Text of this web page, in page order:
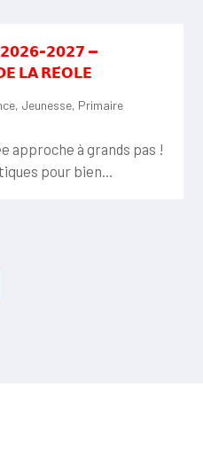
𝟮𝟬𝟮𝟳 —
𝗟𝗔 𝗥𝗘́𝗢𝗟𝗘
, Jeunesse, Primaire
approche à grands pas !
pour bien...